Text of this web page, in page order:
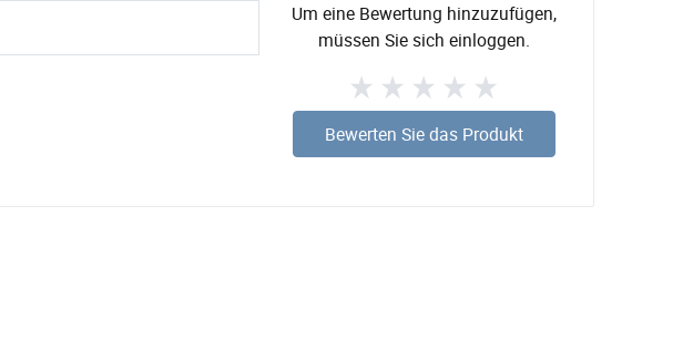
Um eine Bewertung hinzuzufügen,
müssen Sie sich einloggen.
Bewerten Sie das Produkt